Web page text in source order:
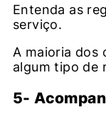
Entenda as
serviço.
A maioria dos
algum tipo de
5-